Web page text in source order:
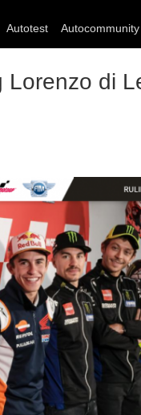
Autotest Autocommunity
di